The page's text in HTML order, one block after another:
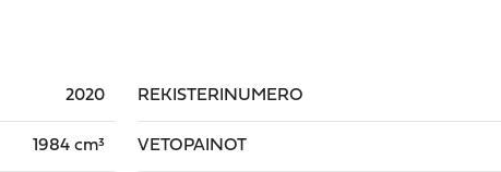
2020
1984 cm³
REKISTERINUMERO
VETOPAINOT